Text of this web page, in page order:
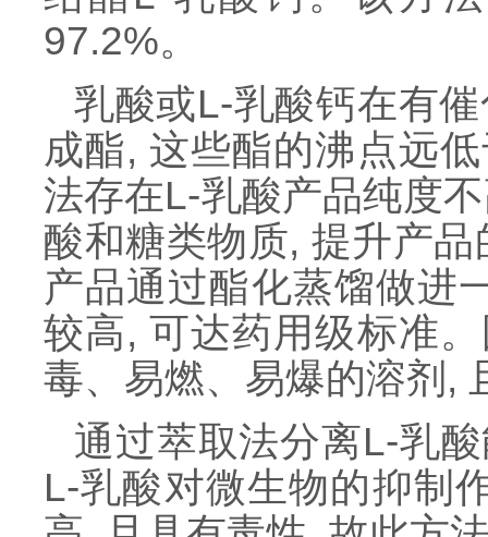
97.2%。
乳酸或L-乳酸钙在有
成酯, 这些酯的沸点远
法存在L-乳酸产品纯度
酸和糖类物质, 提升产
产品通过酯化蒸馏做进
较高, 可达药用级标准
毒、易燃、易爆的溶剂,
通过萃取法分离L-乳
L-乳酸对微生物的抑制